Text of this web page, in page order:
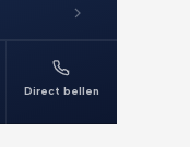
Direct bellen